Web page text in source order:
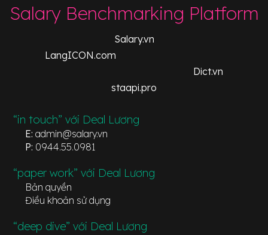
Salary Benchmarking Platform
Salary.vn
LangICON.com
Dict.vn
staapi.pro
“in touch” với Deal Lương
E: admin@salary.vn
P: 0944.55.0981
“paper work” với Deal Lương
Bản quyền
Điều khoản sử dụng
“deep dive” với Deal Lương